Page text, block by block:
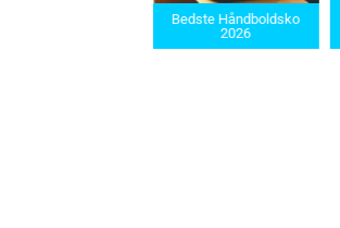
Bedste Håndboldsko
2026